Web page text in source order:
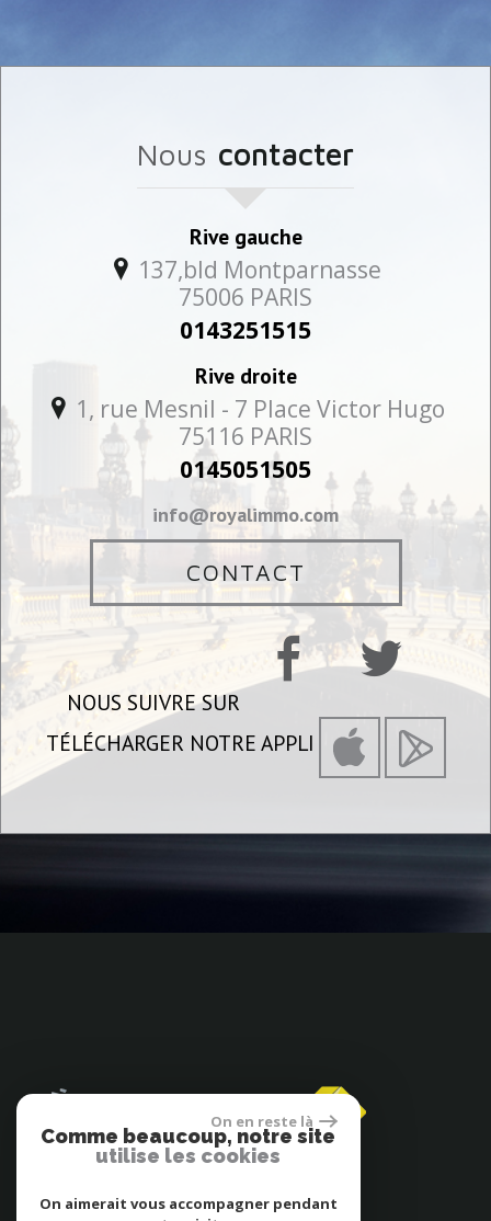
nous contacter
Rive gauche
137,bld Montparnasse
75006 PARIS
0143251515
Rive droite
1, rue Mesnil - 7 Place Victor Hugo
75116 PARIS
0145051505
info@royalimmo.com
CONTACT
NOUS SUIVRE SUR
TÉLÉCHARGER NOTRE APPLI
Espace propriétaires
On en reste là
Comme beaucoup, notre site
utilise les cookies
On aimerait vous accompagner pendant